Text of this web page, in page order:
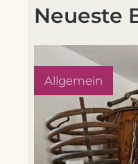
Neueste
Allgemein